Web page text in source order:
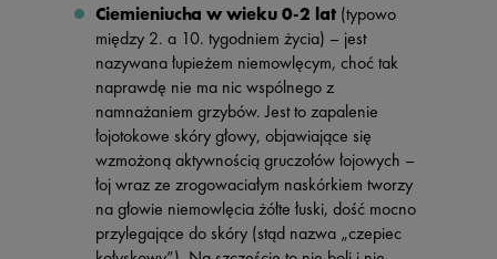
Ciemieniucha w wieku 0-2 lat(typowo
między 2. a 10. tygodniem życia) – jest
nazywana łupieżem niemowlęcym, choć tak
naprawdę nie ma nic wspólnego z
namnażaniem grzybów. Jest to zapalenie
łojotokowe skóry głowy, objawiające się
wzmożoną aktywnością gruczołów łojowych –
łoj wraz ze zrogowaciałym naskórkiem tworzy
na głowie niemowlęcia żółte łuski, dość mocno
przylegające do skóry (stąd nazwa „czepiec